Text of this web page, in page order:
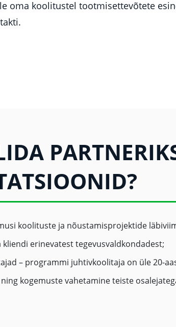
oma koolitustel tootmisettevõtete
koolituste ja nõustamisprojektide
kliendi erinevatest tegevusvaldkondadest;
– programmi juhtivkoolitaja on üle 20-
kogemuste vahetamine teiste